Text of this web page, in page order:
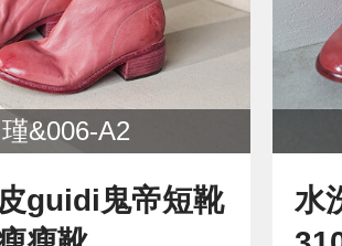
瑾&006-A2
guidi鬼帝短靴
水